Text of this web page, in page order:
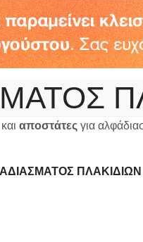
αποστάτεςγια
ΠΛΑΚΙΔΙΩΝ